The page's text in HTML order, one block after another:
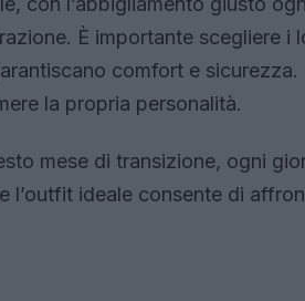
È importante scegliere
comfort e
la propria personalità.
mese di transizione, ogni
l’outfit ideale consente di